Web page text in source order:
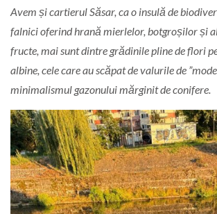
Avem și cartierul Săsar, ca o insulă de
falnici oferind hrană mierlelor, botgroșilor și
fructe, mai sunt dintre grădinile pline de flori
albine, cele care au scăpat de valurile de
minimalismul gazonului mărginit de conifere.